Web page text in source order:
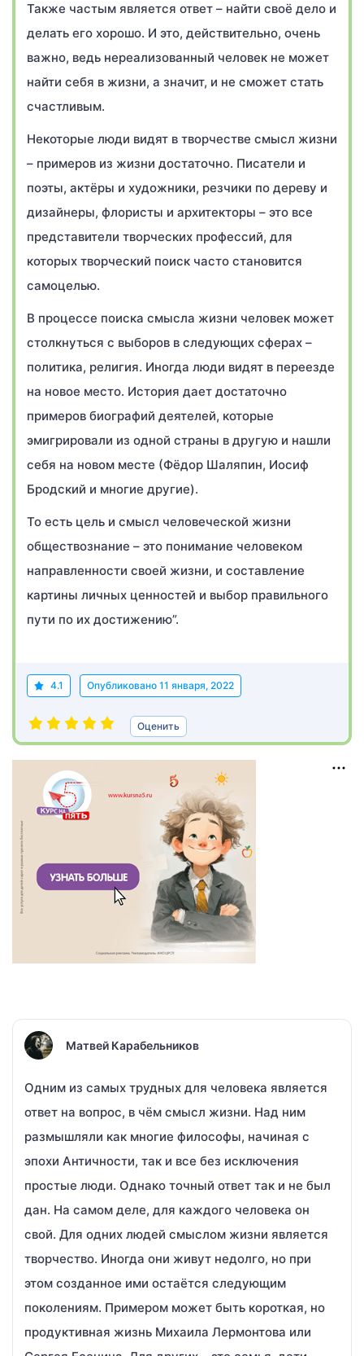
Также частым является ответ – найти своё дело и
делать его хорошо. И это, действительно, очень
важно, ведь нереализованный человек не может
найти себя в жизни, а значит, и не сможет стать
счастливым.
Некоторые люди видят в творчестве смысл жизни
– примеров из жизни достаточно. Писатели и
поэты, актёры и художники, резчики по дереву и
дизайнеры, флористы и архитекторы – это все
представители творческих профессий, для
которых творческий поиск часто становится
самоцелью.
В процессе поиска смысла жизни человек может
столкнуться с выборов в следующих сферах –
политика, религия. Иногда люди видят в переезде
на новое место. История дает достаточно
примеров биографий деятелей, которые
эмигрировали из одной страны в другую и нашли
себя на новом месте (Фёдор Шаляпин, Иосиф
Бродский и многие другие).
То есть цель и смысл человеческой жизни
обществознание – это понимание человеком
направленности своей жизни, и составление
картины личных ценностей и выбор правильного
пути по их достижению”.
4.1 Опубликовано 11 января, 2022
Оценить
Матвей Карабельников
Одним из самых трудных для человека является
ответ на вопрос, в чём смысл жизни. Над ним
размышляли как многие философы, начиная с
эпохи Античности, так и все без исключения
простые люди. Однако точный ответ так и не был
дан. На самом деле, для каждого человека он
свой. Для одних людей смыслом жизни является
творчество. Иногда они живут недолго, но при
этом созданное ими остаётся следующим
поколениям. Примером может быть короткая, но
продуктивная жизнь Михаила Лермонтова или